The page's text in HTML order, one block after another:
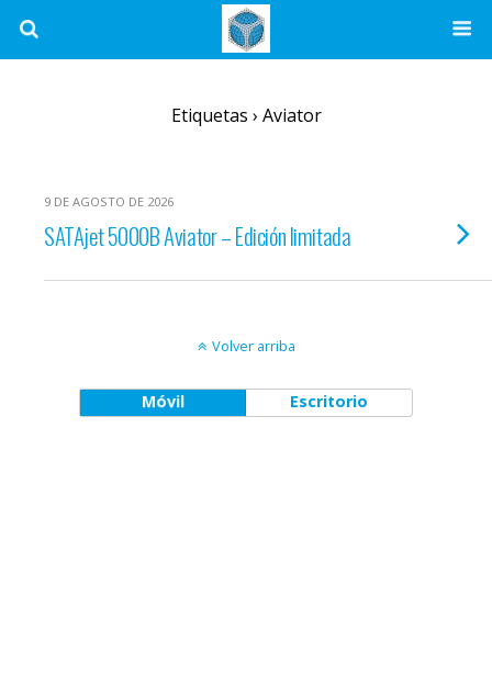
Etiquetas › Aviator
9 DE AGOSTO DE 2026
SATAjet 5000B Aviator – Edición limitada
Volver arriba
Móvil Escritorio